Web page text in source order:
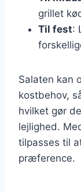
grillet
Til fest:
Salaten kan
kostbehov,
hvilket gør
lejlighed.
tilpasses til
præference.